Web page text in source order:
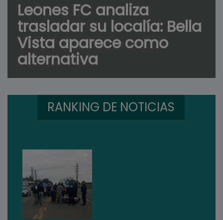
Leones FC analiza
trasladar su localía: Bella
Vista aparece como
alternativa
RANKING DE NOTICIAS